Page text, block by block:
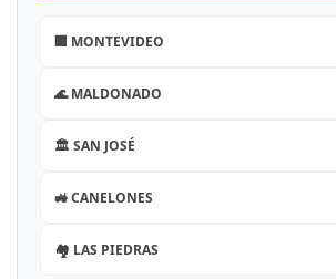
🏢 MONTEVIDEO
🌊 MALDONADO
🏛️ SAN JOSÉ
🚜 CANELONES
🏘️ LAS PIEDRAS